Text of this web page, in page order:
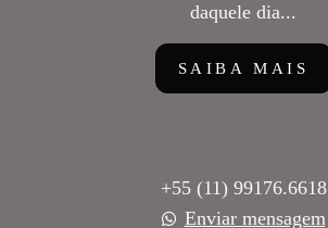
daquele dia...
SAIBA MAIS
+55 (11) 99176.6618
Enviar mensagem